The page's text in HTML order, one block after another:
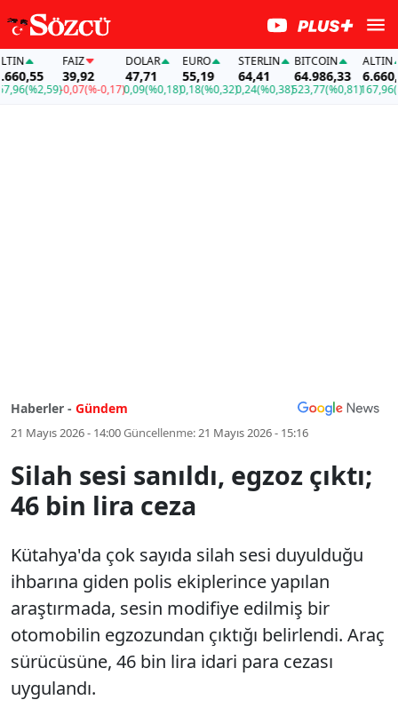
(%2,59)
FAİZ
39,92
-0,07(%-0,17)
DOLAR
47,71
0,09(%0,18)
EURO
55,19
0,18(%0,32)
STERLIN
64,41
0,24(%0,38)
BITCOIN
64.986,33
523,77(%0,81)
ALTIN
167,96
Haberler - Gündem
21 Mayıs 2026 - 14:00Güncellenme:21 Mayıs 2026 - 15:16
Silah sesi sanıldı, egzoz çıktı;
46 bin lira ceza
Kütahya'da çok sayıda silah sesi duyulduğu
ihbarına giden polis ekiplerince yapılan
araştırmada, sesin modifiye edilmiş bir
otomobilin egzozundan çıktığı belirlendi. Araç
sürücüsüne, 46 bin lira idari para cezası
uygulandı.